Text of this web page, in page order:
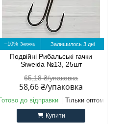
–10% Залишилось 3 дні
Подвійні Рибальські гачки
Siweida №13, 25шт
65,18 ₴/упаковка
58,66 ₴/упаковка
Готово до відправки Тільки оптом
Купити